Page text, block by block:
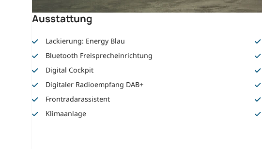
Ausstattung
Lackierung: Energy Blau
Bluetooth Freisprecheinrichtung
Digital Cockpit
Digitaler Radioempfang DAB+
Frontradarassistent
Klimaanlage